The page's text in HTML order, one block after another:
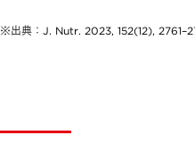
出典：J. Nutr. 2023, 152(12),